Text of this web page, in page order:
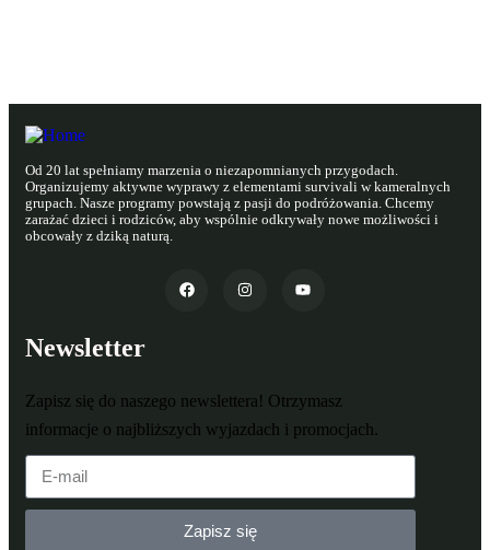
Od 20 lat spełniamy marzenia o niezapomnianych przygodach.
Organizujemy aktywne wyprawy z elementami survivali w kameralnych
grupach. Nasze programy powstają z pasji do podróżowania. Chcemy
zarażać dzieci i rodziców, aby wspólnie odkrywały nowe możliwości i
obcowały z dziką naturą.
Newsletter
Zapisz się do naszego newslettera! Otrzymasz
informacje o najbliższych wyjazdach i promocjach.
Zapisz się